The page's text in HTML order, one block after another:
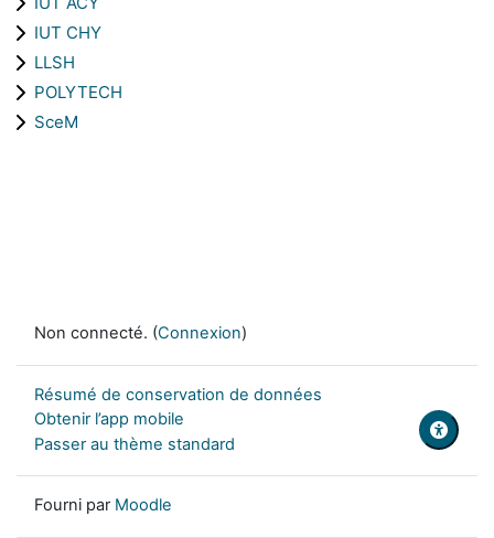
IUT CHY
LLSH
POLYTECH
SceM
Non connecté. (Connexion)
Résumé de conservation de données
Obtenir l’app mobile
Passer au thème standard
Fourni par Moodle